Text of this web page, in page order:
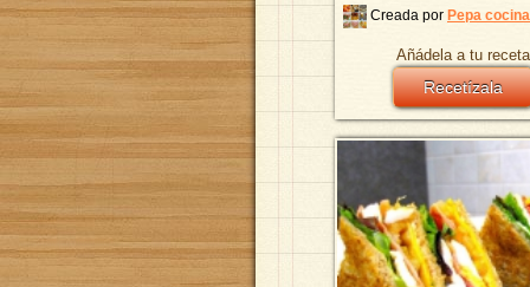
Creada por Pepa cocina
Añádela a tu
Recetízala